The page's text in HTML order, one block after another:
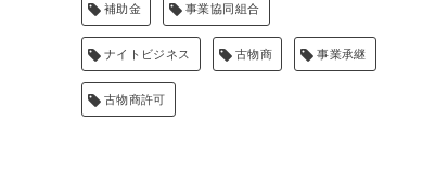
補助金 事業協同組合
ナイトビジネス 古物商 事業承継
古物商許可